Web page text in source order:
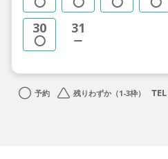
30 31
予約 残りわずか（1-3枠）